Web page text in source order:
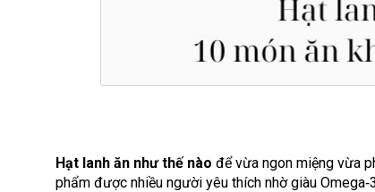
Hạt lanh ăn như thế nào để vừa ngon miệng vừa
phẩm được nhiều người yêu thích nhờ giàu